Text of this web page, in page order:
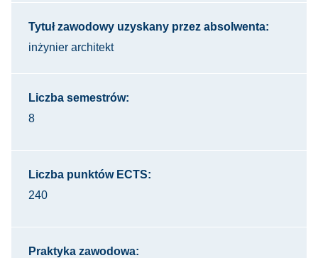
Tytuł zawodowy uzyskany przez absolwenta:
inżynier architekt
Liczba semestrów:
8
Liczba punktów ECTS:
240
Praktyka zawodowa: